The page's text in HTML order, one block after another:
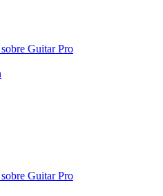
Guitar Pro
Guitar Pro